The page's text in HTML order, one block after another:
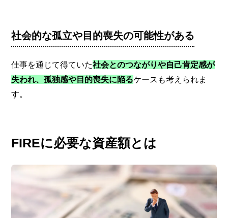
社会的な孤立や目的喪失の可能性がある
仕事を通じて得ていた社会とのつながりや自己肯定感が
失われ、孤独感や目的喪失に陥るケースも考えられま
す。
FIREに必要な資産額とは